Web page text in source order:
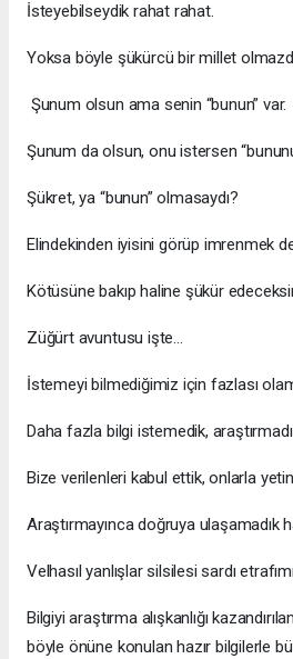
İsteyebilseydik rahat rahat.
Yoksa böyle şükürcü bir millet
Şunum olsun ama senin “bunun” var.
Şunum da olsun, onu istersen
Şükret, ya “bunun” olmasaydı?
Elindekinden iyisini görüp imrenmek
Kötüsüne bakıp haline şükür
Züğürt avuntusu işte…
İstemeyi bilmediğimiz için fazlası
Daha fazla bilgi istemedik,
Bize verilenleri kabul ettik, onlarla
Araştırmayınca doğruya ulaşamadık
Velhasıl yanlışlar silsilesi sardı
Bilgiyi araştırma alışkanlığı
böyle önüne konulan hazır bilgilerle